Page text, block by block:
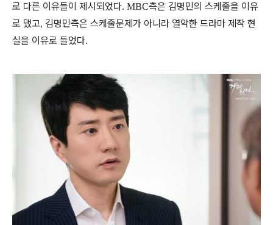
로 다른 이유들이 제시되었다. MBC측은 김명민의 스케줄을 이유
로 댔고, 김명민측은 스케줄문제가 아니라 열악한 드라마 제작 현
실을 이유로 들었다.